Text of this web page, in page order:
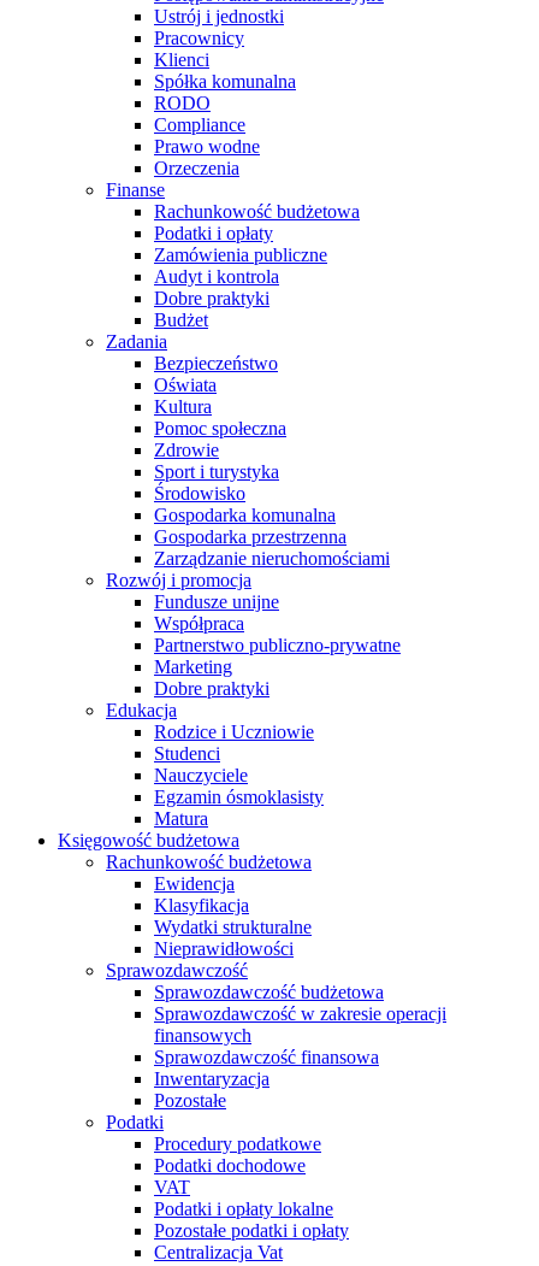
Ustrój i jednostki
Pracownicy
Klienci
Spółka komunalna
RODO
Compliance
Prawo wodne
Orzeczenia
Finanse
Rachunkowość budżetowa
Podatki i opłaty
Zamówienia publiczne
Audyt i kontrola
Dobre praktyki
Budżet
Zadania
Bezpieczeństwo
Oświata
Kultura
Pomoc społeczna
Zdrowie
Sport i turystyka
Środowisko
Gospodarka komunalna
Gospodarka przestrzenna
Zarządzanie nieruchomościami
Rozwój i promocja
Fundusze unijne
Współpraca
Partnerstwo publiczno-prywatne
Marketing
Dobre praktyki
Edukacja
Rodzice i Uczniowie
Studenci
Nauczyciele
Egzamin ósmoklasisty
Matura
Księgowość budżetowa
Rachunkowość budżetowa
Ewidencja
Klasyfikacja
Wydatki strukturalne
Nieprawidłowości
Sprawozdawczość
Sprawozdawczość budżetowa
Sprawozdawczość w zakresie operacji
finansowych
Sprawozdawczość finansowa
Inwentaryzacja
Pozostałe
Podatki
Procedury podatkowe
Podatki dochodowe
VAT
Podatki i opłaty lokalne
Pozostałe podatki i opłaty
Centralizacja Vat